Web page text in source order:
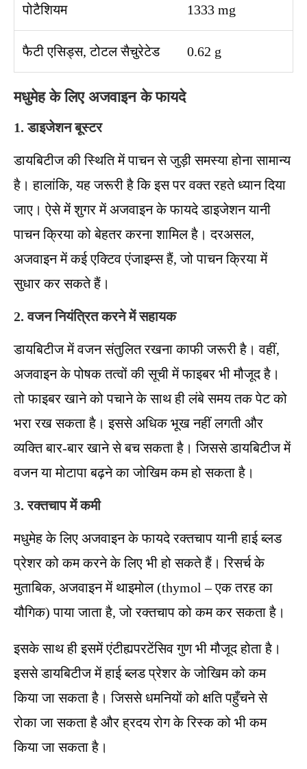
पोटैशियम 1333 mg
फैटी एसिड्स, टोटल सैचुरेटेड 0.62 g
मधुमेह के लिए अजवाइन के फायदे
1. डाइजेशन बूस्टर
डायबिटीज की स्थिति में पाचन से जुड़ी समस्या होना सामान्य
है। हालांकि, यह जरूरी है कि इस पर वक्त रहते ध्यान दिया
जाए। ऐसे में शुगर में अजवाइन के फायदे डाइजेशन यानी
पाचन क्रिया को बेहतर करना शामिल है। दरअसल,
अजवाइन में कई एक्टिव एंजाइम्स हैं, जो पाचन क्रिया में
सुधार कर सकते हैं।
2. वजन नियंत्रित करने में सहायक
डायबिटीज में वजन संतुलित रखना काफी जरूरी है। वहीं,
अजवाइन के पोषक तत्वों की सूची में फाइबर भी मौजूद है।
तो फाइबर खाने को पचाने के साथ ही लंबे समय तक पेट को
भरा रख सकता है। इससे अधिक भूख नहीं लगती और
व्यक्ति बार-बार खाने से बच सकता है। जिससे डायबिटीज में
वजन या मोटापा बढ़ने का जोखिम कम हो सकता है।
3. रक्तचाप में कमी
मधुमेह के लिए अजवाइन के फायदे रक्तचाप यानी हाई ब्लड
प्रेशर को कम करने के लिए भी हो सकते हैं। रिसर्च के
मुताबिक, अजवाइन में थाइमोल (thymol – एक तरह का
यौगिक) पाया जाता है, जो रक्तचाप को कम कर सकता है।
इसके साथ ही इसमें एंटीह्यपरटेंसिव गुण भी मौजूद होता है।
इससे डायबिटीज में हाई ब्लड प्रेशर के जोखिम को कम
किया जा सकता है। जिससे धमनियों को क्षति पहुँचने से
रोका जा सकता है और ह्रदय रोग के रिस्क को भी कम
किया जा सकता है।